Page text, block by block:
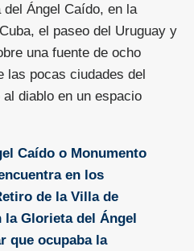
Ángel Caído, en la
el paseo del Uruguay y
una fuente de ocho
las pocas ciudades del
diablo en un espacio